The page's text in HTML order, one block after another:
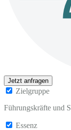
Jetzt anfragen
Zielgruppe
Führungskräfte und
Essenz